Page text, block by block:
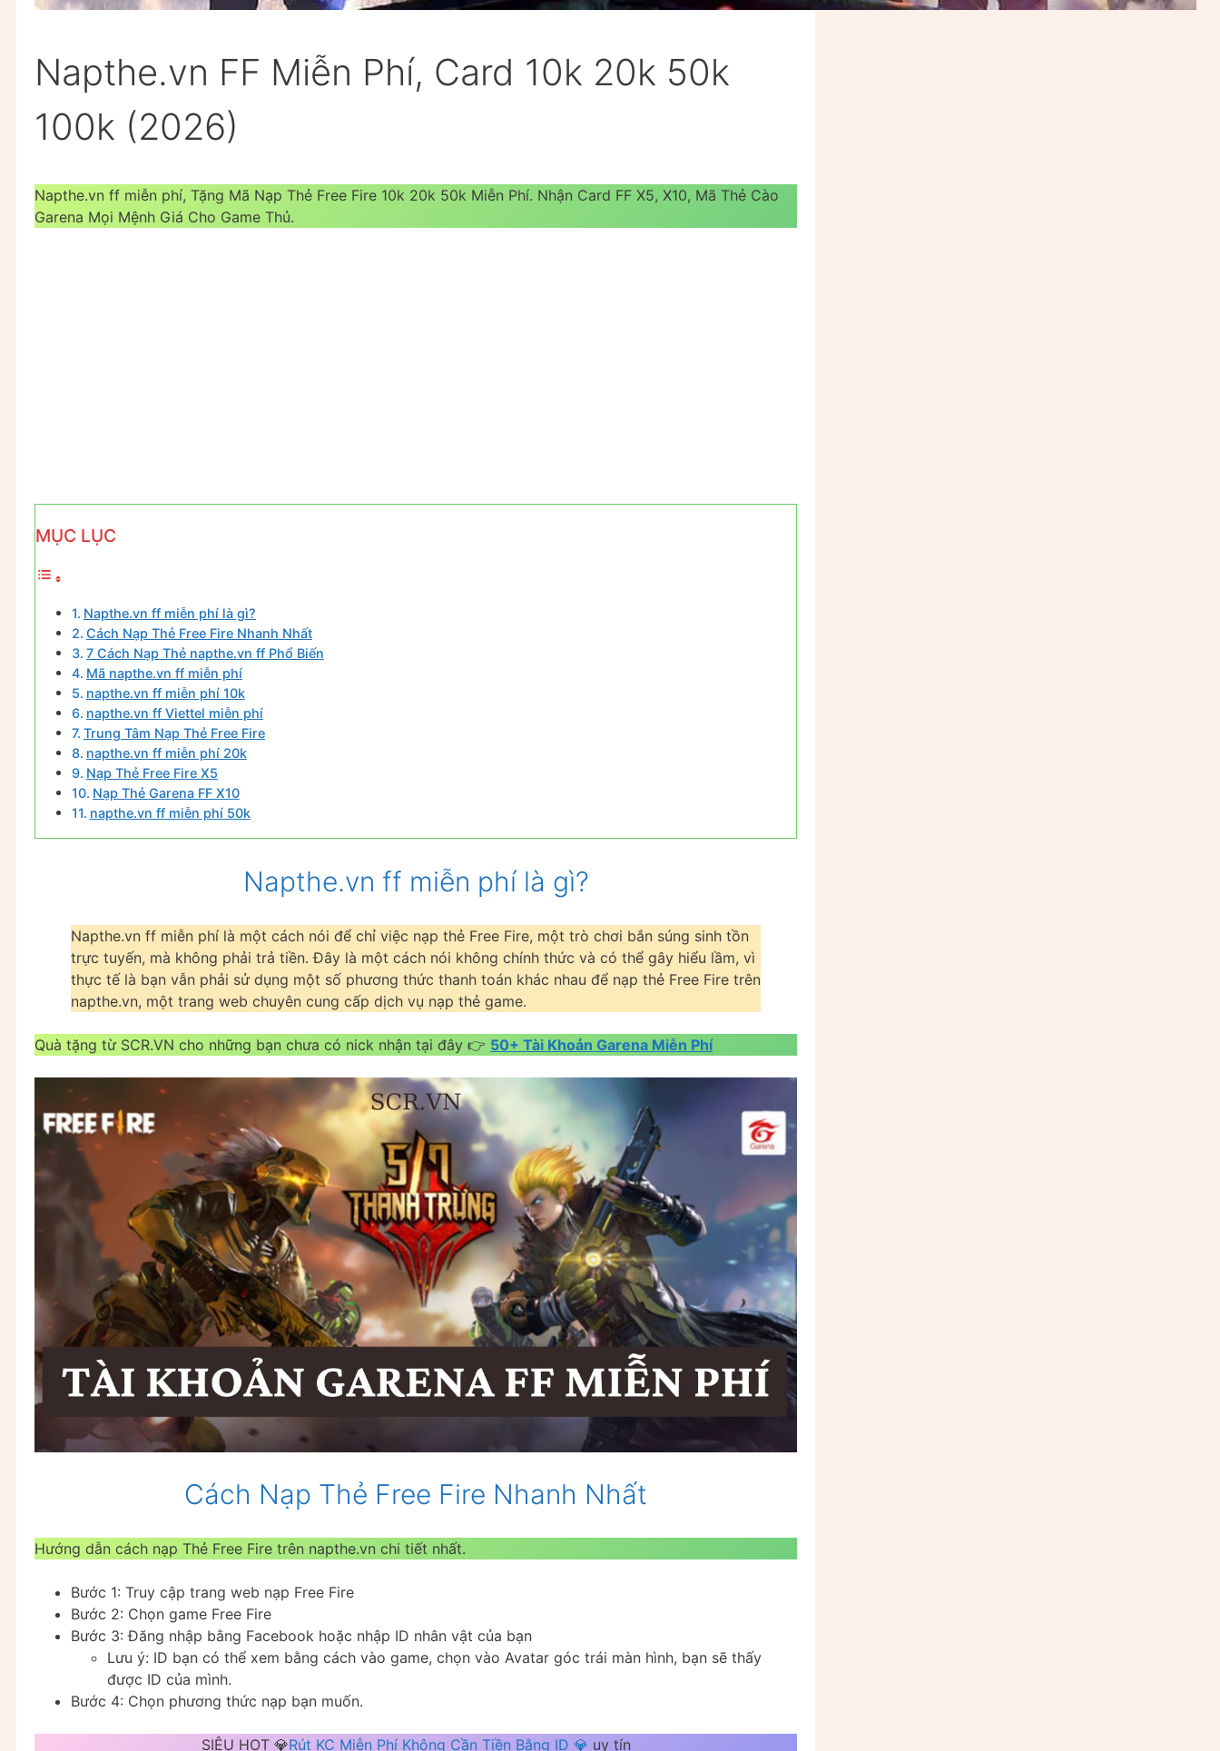
Napthe.vn FF Miễn Phí, Card 10k 20k 50k
100k (2026)
Napthe.vn ff miễn phí, Tặng Mã Nạp Thẻ Free Fire 10k 20k 50k Miễn Phí. Nhận Card FF X5, X10, Mã Thẻ Cào
Garena Mọi Mệnh Giá Cho Game Thủ.
MỤC LỤC
Napthe.vn ff miễn phí là gì?
Cách Nạp Thẻ Free Fire Nhanh Nhất
7 Cách Nạp Thẻ napthe.vn ff Phổ Biến
Mã napthe.vn ff miễn phí
napthe.vn ff miễn phí 10k
napthe.vn ff Viettel miễn phí
Trung Tâm Nạp Thẻ Free Fire
napthe.vn ff miễn phí 20k
Nạp Thẻ Free Fire X5
Nạp Thẻ Garena FF X10
napthe.vn ff miễn phí 50k
Napthe.vn ff miễn phí là gì?
Napthe.vn ff miễn phí là một cách nói để chỉ việc nạp thẻ Free Fire, một trò chơi bắn súng sinh tồn
trực tuyến, mà không phải trả tiền. Đây là một cách nói không chính thức và có thể gây hiểu lầm, vì
thực tế là bạn vẫn phải sử dụng một số phương thức thanh toán khác nhau để nạp thẻ Free Fire trên
napthe.vn, một trang web chuyên cung cấp dịch vụ nạp thẻ game.
Quà tặng từ SCR.VN cho những bạn chưa có nick nhận tại đây 👉 50+ Tài Khoản Garena Miễn Phí
Cách Nạp Thẻ Free Fire Nhanh Nhất
Hướng dẫn cách nạp Thẻ Free Fire trên napthe.vn chi tiết nhất.
Bước 1: Truy cập trang web nạp Free Fire
Bước 2: Chọn game Free Fire
Bước 3: Đăng nhập bằng Facebook hoặc nhập ID nhân vật của bạn
Lưu ý: ID bạn có thể xem bằng cách vào game, chọn vào Avatar góc trái màn hình, bạn sẽ thấy
được ID của mình.
Bước 4: Chọn phương thức nạp bạn muốn.
SIÊU HOT 💎Rút KC Miễn Phí Không Cần Tiền Bằng ID 💎 uy tín